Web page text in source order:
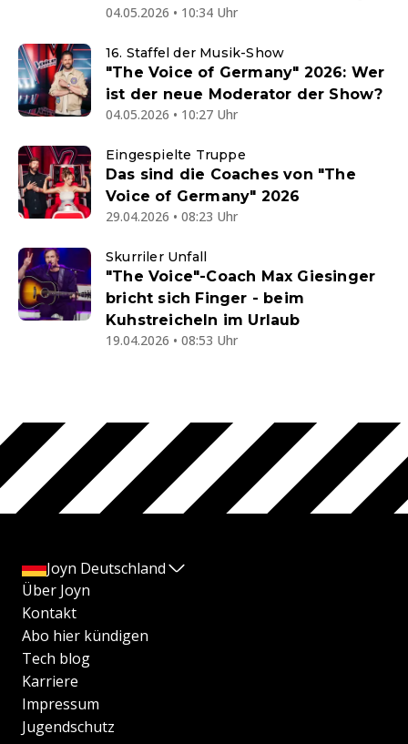
04.05.2026 • 10:34 Uhr
16. Staffel der Musik-Show
"The Voice of Germany" 2026: Wer
ist der neue Moderator der Show?
04.05.2026 • 10:27 Uhr
Eingespielte Truppe
Das sind die Coaches von "The
Voice of Germany" 2026
29.04.2026 • 08:23 Uhr
Skurriler Unfall
"The Voice"-Coach Max Giesinger
bricht sich Finger - beim
Kuhstreicheln im Urlaub
19.04.2026 • 08:53 Uhr
Joyn Deutschland
Über Joyn
Kontakt
Abo hier kündigen
Tech blog
Karriere
Impressum
Jugendschutz